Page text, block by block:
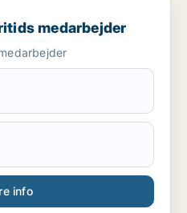
medarbejder
info